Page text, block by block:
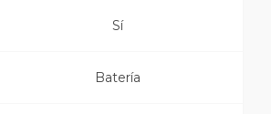
Sí
Batería